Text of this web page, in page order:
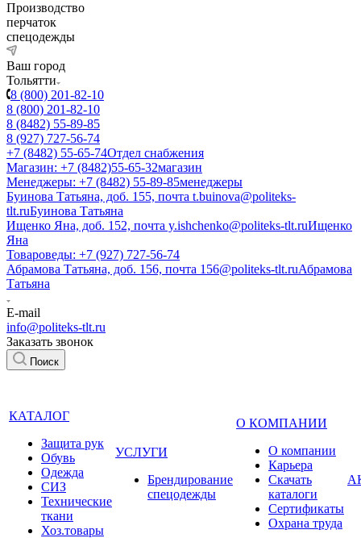
Производство
перчаток
спецодежды
Ваш город
Тольятти
8 (800) 201-82-10
8 (800) 201-82-10
8 (8482) 55-89-85
8 (927) 727-56-74
+7 (8482) 55-65-74Отдел снабжения
Магазин: +7 (8482)55-65-32магазин
Менеджеры: +7 (8482) 55-89-85менеджеры
Буинова Татьяна, доб. 155, почта t.buinova@politeks-
tlt.ruБуинова Татьяна
Ищенко Яна, доб. 152, почта y.ishchenko@politeks-tlt.ruИщенко
Яна
Товароведы: +7 (927) 727-56-74
Абрамова Татьяна, доб. 156, почта 156@politeks-tlt.ruАбрамова
Татьяна
E-mail
info@politeks-tlt.ru
Заказать звонок
Поиск
КАТАЛОГ
Защита рук
Обувь
Одежда
СИЗ
Технические
ткани
Хоз.товары
УСЛУГИ
Брендирование
спецодежды
О КОМПАНИИ
О компании
Карьера
Cкачать
каталоги
Сертификаты
Охрана труда